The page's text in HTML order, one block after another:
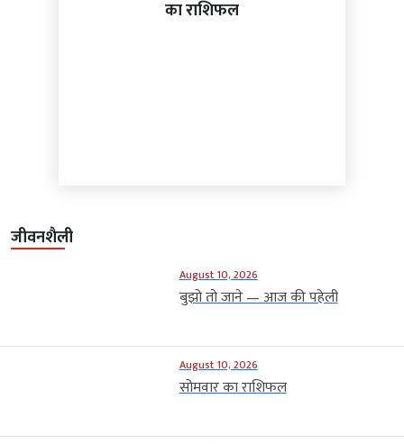
का राशिफल
जीवनशैली
August 10, 2026
बुझो तो जाने — आज की पहेली
August 10, 2026
सोमवार का राशिफल